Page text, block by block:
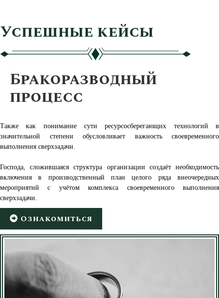
Успешные кейсы
Бракоразводный
процесс
Также как понимание сути ресурсосберегающих технологий в
значительной степени обусловливает важность своевременного
выполнения сверхзадачи.
Господа, сложившаяся структура организации создаёт необходимость
включения в производственный план целого ряда внеочередных
мероприятий с учётом комплекса своевременного выполнения
сверхзадачи.
Ознакомиться